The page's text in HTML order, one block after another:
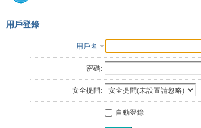
用戶登錄
用戶名
密碼:
安全提問:
自動登錄